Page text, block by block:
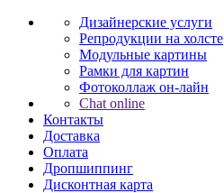
Дизайнерские услуги
Репродукции на холсте
Модульные картины
Рамки для картин
Фотоколлаж он-лайн
Chat online
Контакты
Доставка
Оплата
Дропшиппинг
Дисконтная карта